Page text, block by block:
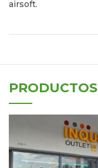
airsoft.